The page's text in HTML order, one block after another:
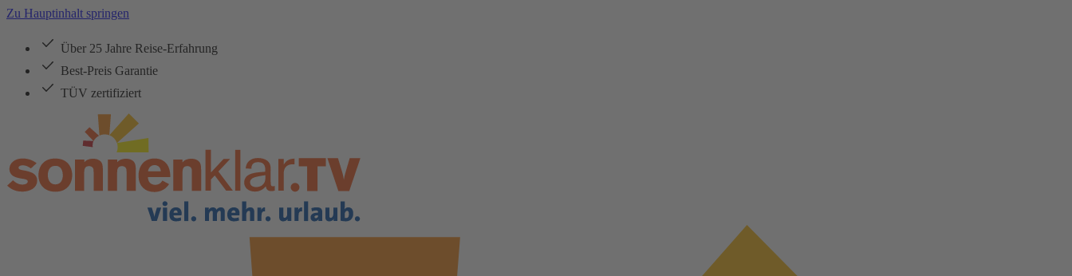
Zu Hauptinhalt springen
Über 25 Jahre Reise-Erfahrung
Best-Preis Garantie
TÜV zertifiziert